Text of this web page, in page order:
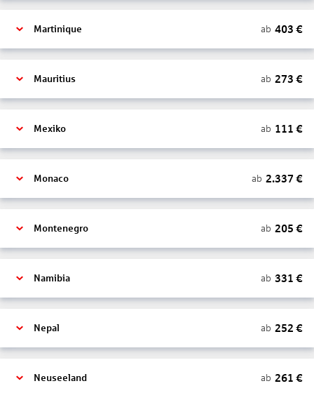
Martinique ab 403 €
Mauritius ab 273 €
Mexiko ab 111 €
Monaco ab 2.337 €
Montenegro ab 205 €
Namibia ab 331 €
Nepal ab 252 €
Neuseeland ab 261 €